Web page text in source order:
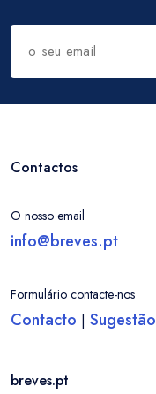
Contactos
O nosso email
info@breves.pt
Formulário contacte-nos
Contacto | Sugestão
breves.pt